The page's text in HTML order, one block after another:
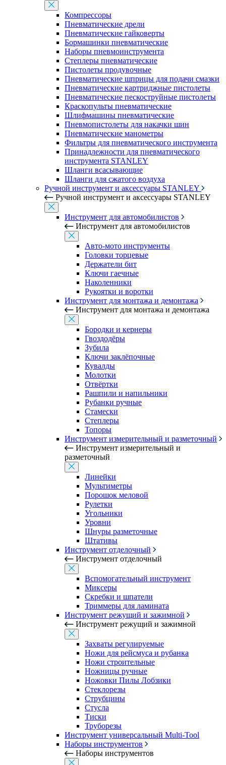
Компрессоры
Пневматические дрели
Пневматические гайковерты
Бормашинки пневматические
Наборы пневмоинструмента
Степлеры пневматические
Пистолеты продувочные
Пневматические шприцы для подачи смазки
Пневматические картриджные пистолеты
Пневматические пескоструйные пистолеты
Краскопульты пневматические
Шлифмашины пневматические
Пневмопистолеты для накачки шин
Пневматические манометры
Фильтры для пневматического инструмента
Принадлежности для пневматического
инструмента STANLEY
Шланги всасывающие
Шланги для сжатого воздуха
Ручной инструмент и аксессуары STANLEY
Ручной инструмент и аксессуары STANLEY
Инструмент для автомобилистов
Инструмент для автомобилистов
Авто-мото инструменты
Головки торцевые
Держатели бит
Ключи гаечные
Наколенники
Рукоятки и воротки
Инструмент для монтажа и демонтажа
Инструмент для монтажа и демонтажа
Бородки и кернеры
Гвоздодёры
Зубила
Ключи заклёпочные
Кувалды
Молотки
Отвёртки
Рашпили и напильники
Рубанки ручные
Стамески
Степлеры
Топоры
Инструмент измерительный и разметочный
Инструмент измерительный и
разметочный
Линейки
Мультиметры
Порошок меловой
Рулетки
Угольники
Уровни
Шнуры разметочные
Штативы
Инструмент отделочный
Инструмент отделочный
Вспомогательный инструмент
Миксеры
Скребки и шпатели
Триммеры для ламината
Инструмент режущий и зажимной
Инструмент режущий и зажимной
Захваты регулируемые
Ножи для рейсмуса и рубанка
Ножи строительные
Ножницы ручные
Ножовки Пилы Лобзики
Стеклорезы
Струбцины
Стусла
Тиски
Труборезы
Инструмент универсальный Multi-Tool
Наборы инструментов
Наборы инструментов